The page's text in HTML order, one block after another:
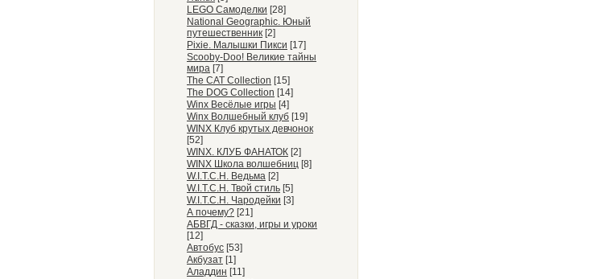
LEGO Самоделки [28]
National Geographic. Юный
путешественник [2]
Pixie. Малышки Пикси [17]
Scooby-Doo! Великие тайны
мира [7]
The CAT Collection [15]
The DOG Collection [14]
Winx Весёлые игры [4]
Winx Волшебный клуб [19]
WINX Клуб крутых девчонок
[52]
WINX. КЛУБ ФАНАТОК [2]
WINX Школа волшебниц [8]
W.I.T.C.H. Ведьма [2]
W.I.T.C.H. Твой стиль [5]
W.I.T.C.H. Чародейки [3]
А почему? [21]
АБВГД - сказки, игры и уроки
[12]
Автобус [53]
Акбузат [1]
Аладдин [11]